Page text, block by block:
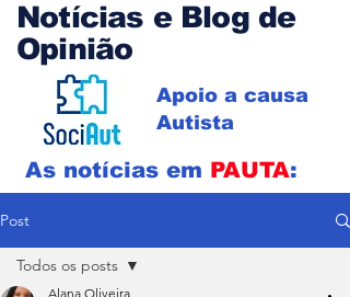
Notícias e Blog de
Opinião
Apoio a causa
Autista
As notícias em PAUTA:
Post
Todos os posts
Alana Oliveira